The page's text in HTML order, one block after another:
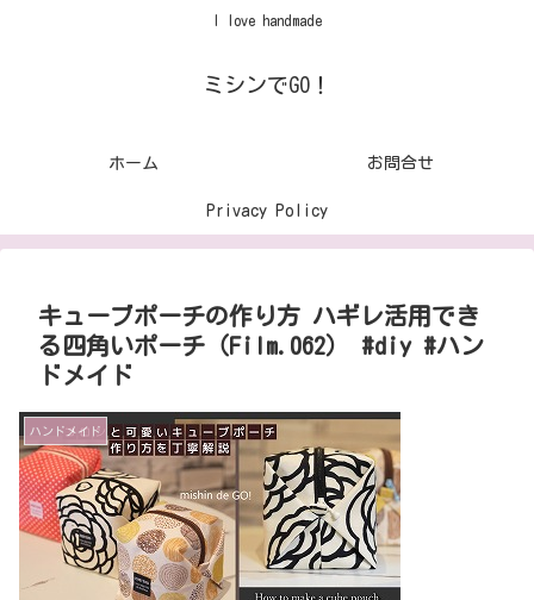
I love handmade
ミシンでGO！
ホーム お問合せ
Privacy Policy
キューブポーチの作り方 ハギレ活用でき
る四角いポーチ（Film.062） #diy #ハン
ドメイド
ハンドメイド